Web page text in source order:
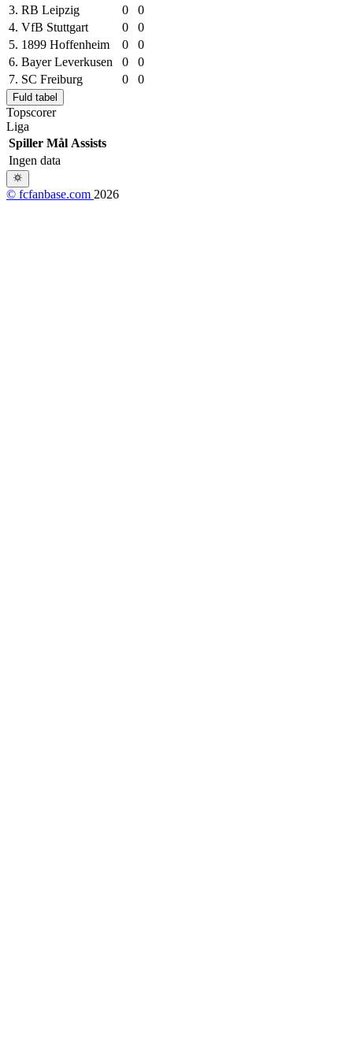
3. RB Leipzig 0
0
4. VfB Stuttgart 0
0
5. 1899 Hoffenheim 0
0
6. Bayer Leverkusen 0
0
7. SC Freiburg 0 0
Fuld tabel
Topscorer
Liga
Spiller Mål Assists
Ingen data
© fcfanbase.com 2026